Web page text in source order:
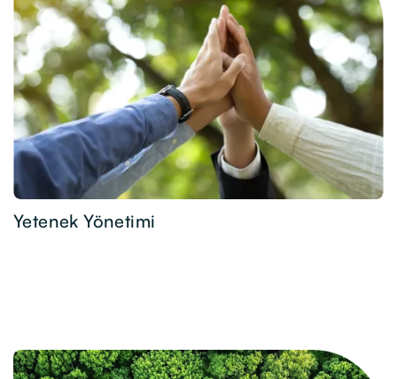
Yetenek Yönetimi